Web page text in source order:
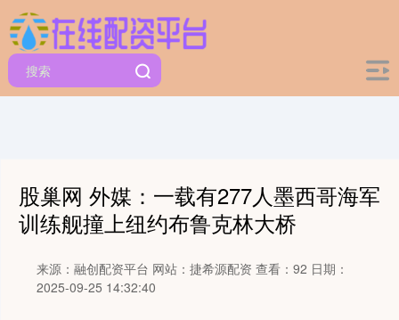
股巢网 外媒：一载有277人墨西哥海军
训练舰撞上纽约布鲁克林大桥
来源：融创配资平台 网站：捷希源配资 查看：92 日期：
2025-09-25 14:32:40